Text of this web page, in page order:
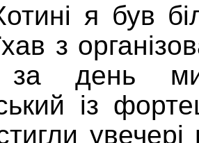
я був
з
за день ми
із